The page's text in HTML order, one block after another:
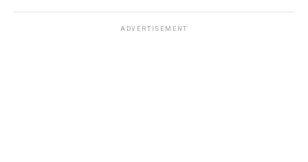
ADVERTISEMENT